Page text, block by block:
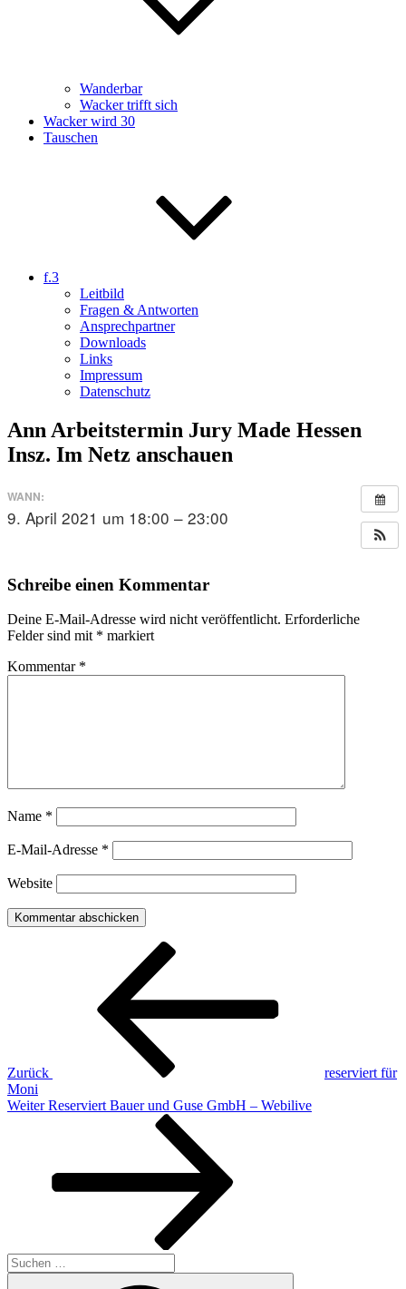
Wanderbar
Wacker trifft sich
Wacker wird 30
Tauschen
f.3
Leitbild
Fragen & Antworten
Ansprechpartner
Downloads
Links
Impressum
Datenschutz
Ann Arbeitstermin Jury Made Hessen
Insz. Im Netz anschauen
WANN:
9. April 2021 um 18:00 – 23:00
Schreibe einen Kommentar
Deine E-Mail-Adresse wird nicht veröffentlicht. Erforderliche
Felder sind mit * markiert
Kommentar *
Name *
E-Mail-Adresse *
Website
Beitragsnavigation
Zurück
reserviert für
Moni
Nächster
Weiter Reserviert Bauer und Guse GmbH – Webilive
Suchen
nach: